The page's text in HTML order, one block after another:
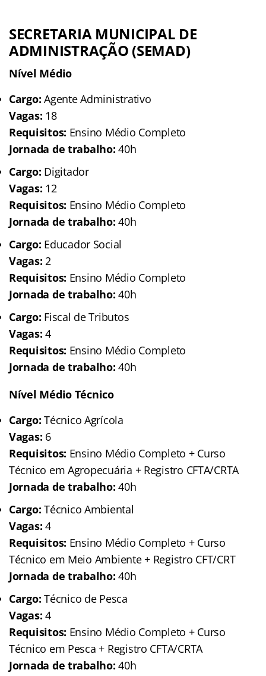
SECRETARIA MUNICIPAL DE
ADMINISTRAÇÃO (SEMAD)
Nível Médio
Cargo: Agente Administrativo
Vagas: 18
Requisitos: Ensino Médio Completo
Jornada de trabalho: 40h
Cargo: Digitador
Vagas: 12
Requisitos: Ensino Médio Completo
Jornada de trabalho: 40h
Cargo: Educador Social
Vagas: 2
Requisitos: Ensino Médio Completo
Jornada de trabalho: 40h
Cargo: Fiscal de Tributos
Vagas: 4
Requisitos: Ensino Médio Completo
Jornada de trabalho: 40h
Nível Médio Técnico
Cargo: Técnico Agrícola
Vagas: 6
Requisitos: Ensino Médio Completo + Curso
Técnico em Agropecuária + Registro CFTA/CRTA
Jornada de trabalho: 40h
Cargo: Técnico Ambiental
Vagas: 4
Requisitos: Ensino Médio Completo + Curso
Técnico em Meio Ambiente + Registro CFT/CRT
Jornada de trabalho: 40h
Cargo: Técnico de Pesca
Vagas: 4
Requisitos: Ensino Médio Completo + Curso
Técnico em Pesca + Registro CFTA/CRTA
Jornada de trabalho: 40h